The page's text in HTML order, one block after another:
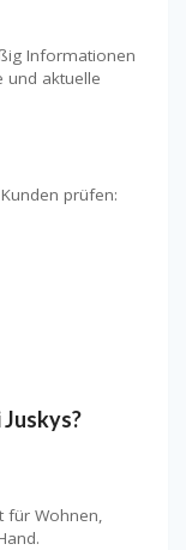
Informationen
und aktuelle
prüfen:
für Wohnen,